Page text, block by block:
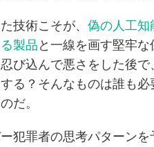
技術こそが、 偽の人工知
製品と一線を画す堅牢
び込んで悪さをした後
る？そんなものは誰も
だ。
犯罪者の思考パターン